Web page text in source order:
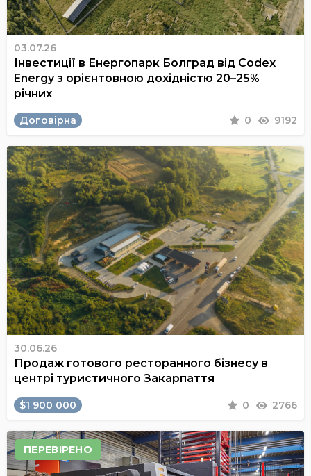
03.07.26
Інвестиції в Енергопарк Болград від Codex
Energy з орієнтовною дохідністю 20–25%
річних
Договірна 0 9192
30.06.26
Продаж готового ресторанного бізнесу в
центрі туристичного Закарпаття
$1 900 000 0 2766
ПЕРЕВІРЕНО